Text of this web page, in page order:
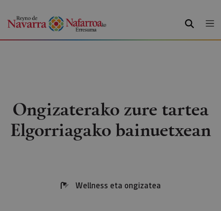
BILATU
Ongizaterako zure tartea
Elgorriagako bainuetxean
Wellness eta ongizatea